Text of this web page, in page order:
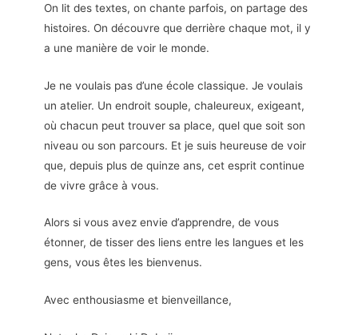
On lit des textes, on chante parfois, on partage des
histoires. On découvre que derrière chaque mot, il y
a une manière de voir le monde.
Je ne voulais pas d’une école classique. Je voulais
un atelier. Un endroit souple, chaleureux, exigeant,
où chacun peut trouver sa place, quel que soit son
niveau ou son parcours. Et je suis heureuse de voir
que, depuis plus de quinze ans, cet esprit continue
de vivre grâce à vous.
Alors si vous avez envie d’apprendre, de vous
étonner, de tisser des liens entre les langues et les
gens, vous êtes les bienvenus.
Avec enthousiasme et bienveillance,